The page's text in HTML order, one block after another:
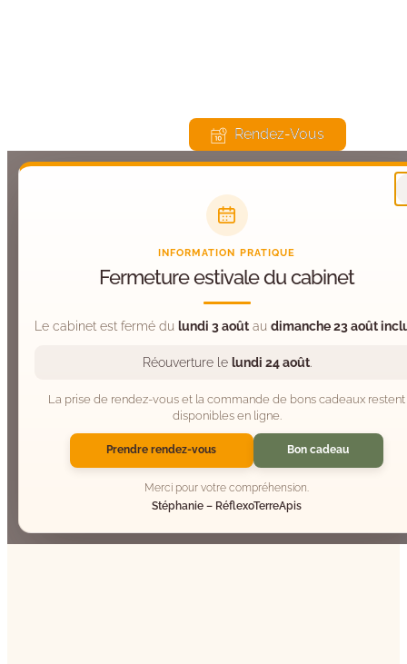
Rendez-Vous
INFORMATION PRATIQUE
Fermeture estivale du cabinet
Le cabinet est fermé du lundi 3 août au dimanche 23 août
Réouverture le lundi 24 août.
La prise de rendez-vous et la commande de bons cadeaux restent
disponibles en ligne.
Prendre rendez-vous Bon cadeau
Merci pour votre compréhension.
Stéphanie – RéflexoTerreApis